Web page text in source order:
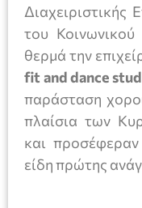
του
θερμά την
fit anddance
παράσταση
πλαίσια των
και
είδη πρώτης